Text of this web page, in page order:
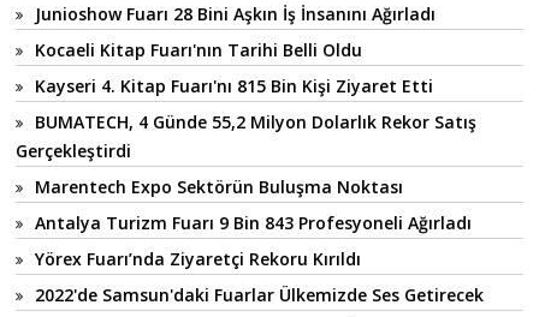
Junioshow Fuarı 28 Bini Aşkın İş İnsanını Ağırladı
Kocaeli Kitap Fuarı'nın Tarihi Belli Oldu
Kayseri 4. Kitap Fuarı'nı 815 Bin Kişi Ziyaret Etti
BUMATECH, 4 Günde 55,2 Milyon Dolarlık Rekor Satış
Gerçekleştirdi
Marentech Expo Sektörün Buluşma Noktası
Antalya Turizm Fuarı 9 Bin 843 Profesyoneli Ağırladı
Yörex Fuarı’nda Ziyaretçi Rekoru Kırıldı
2022'de Samsun'daki Fuarlar Ülkemizde Ses Getirecek